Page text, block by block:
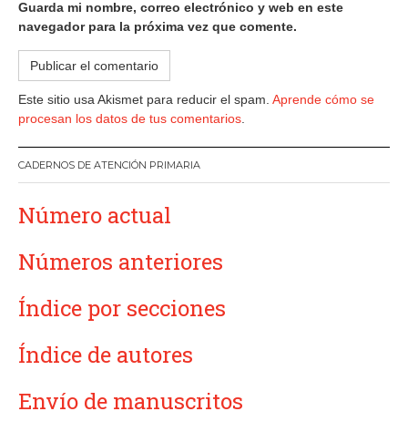
Guarda mi nombre, correo electrónico y web en este
navegador para la próxima vez que comente.
Este sitio usa Akismet para reducir el spam. Aprende cómo se
procesan los datos de tus comentarios
CADERNOS DE ATENCIÓN PRIMARIA
Número actual
Números anteriores
Índice por secciones
Índice de autores
Envío de manuscritos